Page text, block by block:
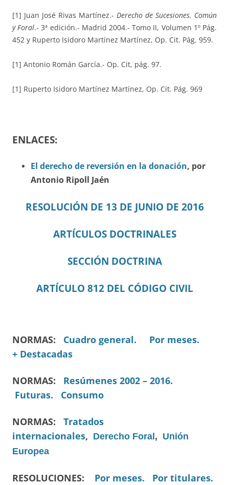
[1] Juan José Rivas Martínez.- Derecho de Sucesiones. Común
y Foral.- 3ª edición.- Madrid 2004.- Tomo II, Volumen 1º Pág.
452 y Ruperto Isidoro Martínez Martínez, Op. Cit. Pág. 959.
[1] Antonio Román García.- Op. Cit, pág. 97.
[1] Ruperto Isidoro Martínez Martínez, Op. Cit. Pág. 969
ENLACES:
El derecho de reversión en la donación, por
Antonio Ripoll Jaén
RESOLUCIÓN DE 13 DE JUNIO DE 2016
ARTÍCULOS DOCTRINALES
SECCIÓN DOCTRINA
ARTÍCULO 812 DEL CÓDIGO CIVIL
NORMAS: Cuadro general.
Por meses.
+ Destacadas
NORMAS: Resúmenes 2002 – 2016.
Futuras.
Consumo
NORMAS: Tratados
internacionales, Derecho Foral , Unión
Europea
RESOLUCIONES: Por meses.
Por titulares.